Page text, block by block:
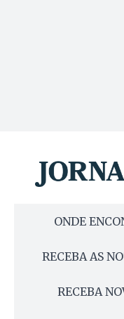
ONDE
RECEBA AS
RECEBA